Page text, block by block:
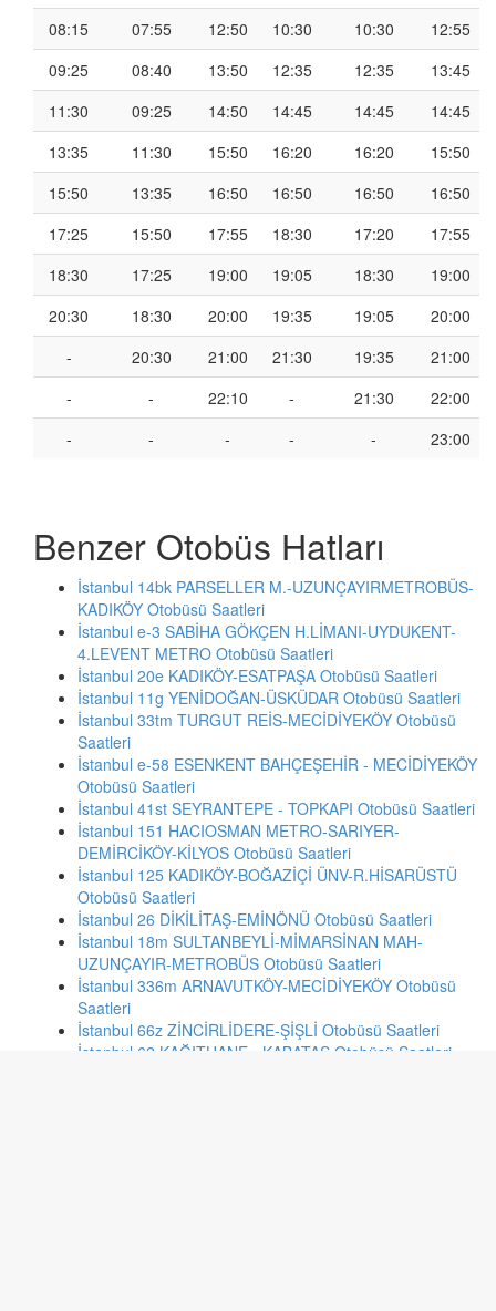
08:15
07:55 12:50 10:30 10:30
12:55
09:25
08:40 13:50 12:35 12:35
13:45
11:30
09:25 14:50 14:45 14:45
14:45
13:35
11:30 15:50 16:20 16:20
15:50
15:50
13:35 16:50 16:50 16:50
16:50
17:25
15:50 17:55 18:30 17:20
17:55
18:30
17:25 19:00 19:05 18:30
19:00
20:30
18:30 20:00 19:35 19:05
20:00
-
20:30 21:00 21:30 19:35
21:00
-
- 22:10 - 21:30
22:00
-
- - - - 23:00
Benzer Otobüs Hatları
İstanbul 14bk PARSELLER M.-UZUNÇAYIRMETROBÜS-
KADIKÖY Otobüsü Saatleri
İstanbul e-3 SABİHA GÖKÇEN H.LİMANI-UYDUKENT-
4.LEVENT METRO Otobüsü Saatleri
İstanbul 20e KADIKÖY-ESATPAŞA Otobüsü Saatleri
İstanbul 11g YENİDOĞAN-ÜSKÜDAR Otobüsü Saatleri
İstanbul 33tm TURGUT REİS-MECİDİYEKÖY Otobüsü
Saatleri
İstanbul e-58 ESENKENT BAHÇEŞEHİR - MECİDİYEKÖY
Otobüsü Saatleri
İstanbul 41st SEYRANTEPE - TOPKAPI Otobüsü Saatleri
İstanbul 151 HACIOSMAN METRO-SARIYER-
DEMİRCİKÖY-KİLYOS Otobüsü Saatleri
İstanbul 125 KADIKÖY-BOĞAZİÇİ ÜNV-R.HİSARÜSTÜ
Otobüsü Saatleri
İstanbul 26 DİKİLİTAŞ-EMİNÖNÜ Otobüsü Saatleri
İstanbul 18m SULTANBEYLİ-MİMARSİNAN MAH-
UZUNÇAYIR-METROBÜS Otobüsü Saatleri
İstanbul 336m ARNAVUTKÖY-MECİDİYEKÖY Otobüsü
Saatleri
İstanbul 66z ZİNCİRLİDERE-ŞİŞLİ Otobüsü Saatleri
İstanbul 62 KAĞITHANE - KABATAŞ Otobüsü Saatleri